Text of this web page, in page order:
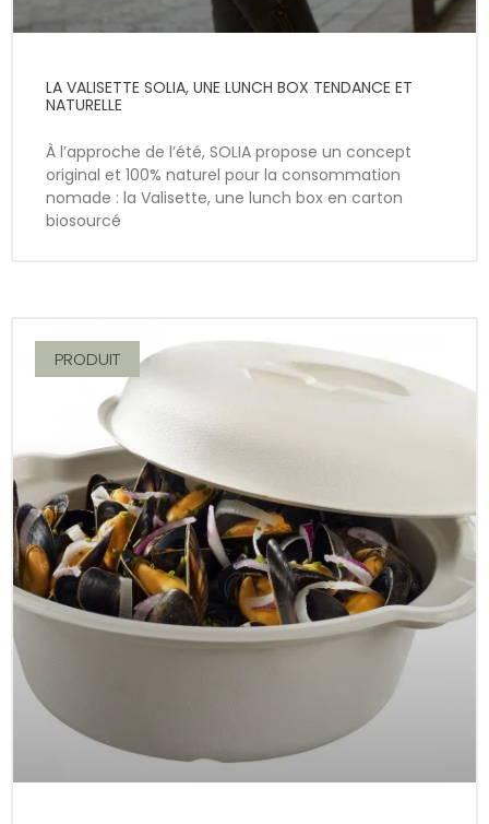
LA VALISETTE SOLIA, UNE LUNCH BOX TENDANCE ET
NATURELLE
À l’approche de l’été, SOLIA propose un concept
original et 100% naturel pour la consommation
nomade : la Valisette, une lunch box en carton
biosourcé
PRODUIT